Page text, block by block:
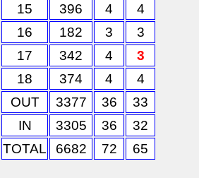
15
396 4
4
16
182 3
3
17
342 4
3
18
374 4
4
OUT
3377 36
33
IN
3305 36
32
TOTAL
6682 72 65